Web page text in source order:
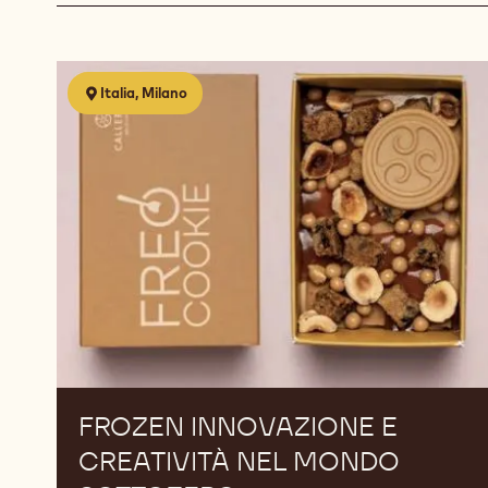
Results
Italia, Milano
FROZEN INNOVAZIONE E
CREATIVITÀ NEL MONDO
FROZEN
Innovazione
creatività